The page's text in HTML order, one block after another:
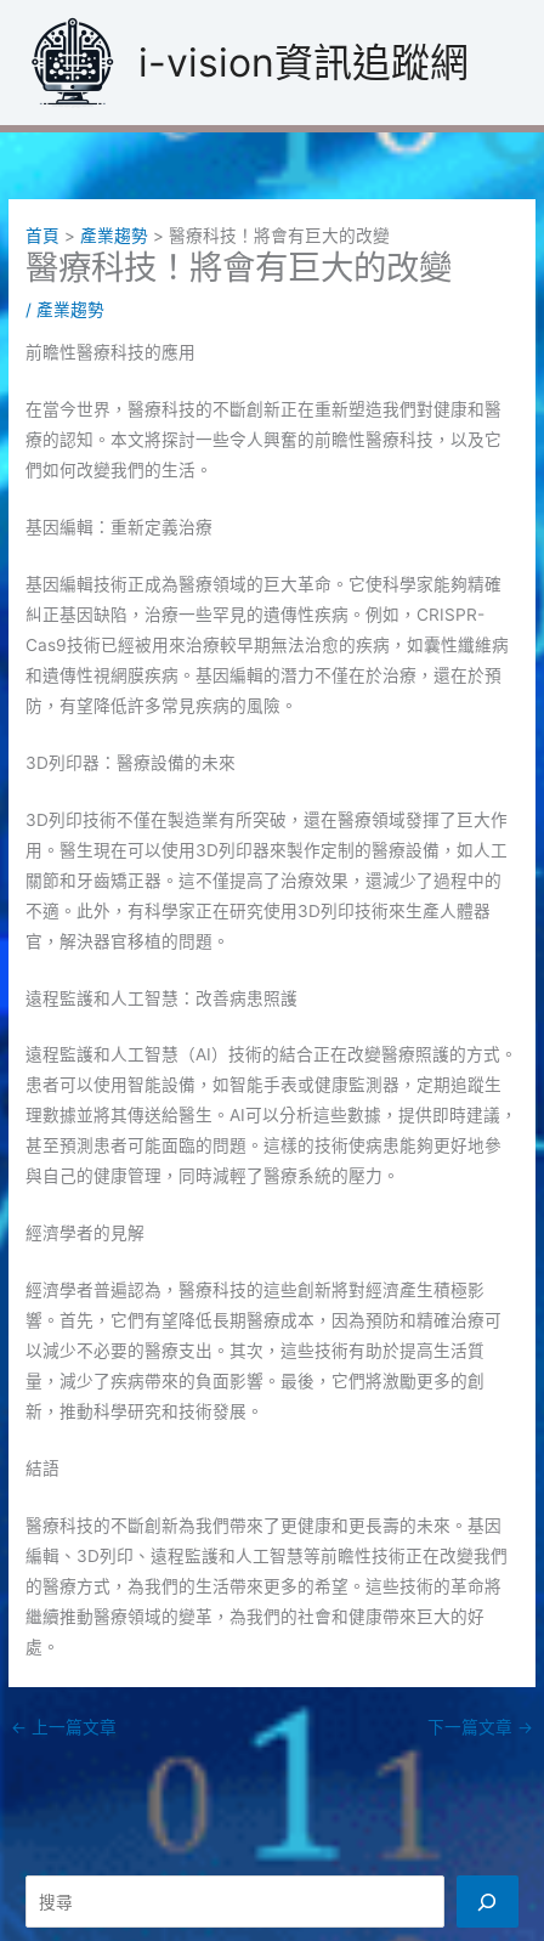
內
i-vision資訊追蹤網
首頁 產業趨勢 醫療科技！將會有巨大的改變
醫療科技！將會有巨大的改變
/ 產業趨勢
前瞻性醫療科技的應用
在當今世界，醫療科技的不斷創新正在重新塑造我們對健康和醫
療的認知。本文將探討一些令人興奮的前瞻性醫療科技，以及它
們如何改變我們的生活。
基因編輯：重新定義治療
基因編輯技術正成為醫療領域的巨大革命。它使科學家能夠精確
糾正基因缺陷，治療一些罕見的遺傳性疾病。例如，CRISPR-
Cas9技術已經被用來治療較早期無法治愈的疾病，如囊性纖維病
和遺傳性視網膜疾病。基因編輯的潛力不僅在於治療，還在於預
防，有望降低許多常見疾病的風險。
3D列印器：醫療設備的未來
3D列印技術不僅在製造業有所突破，還在醫療領域發揮了巨大作
用。醫生現在可以使用3D列印器來製作定制的醫療設備，如人工
關節和牙齒矯正器。這不僅提高了治療效果，還減少了過程中的
不適。此外，有科學家正在研究使用3D列印技術來生產人體器
官，解決器官移植的問題。
遠程監護和人工智慧：改善病患照護
遠程監護和人工智慧（AI）技術的結合正在改變醫療照護的方式。
患者可以使用智能設備，如智能手表或健康監測器，定期追蹤生
理數據並將其傳送給醫生。AI可以分析這些數據，提供即時建議，
甚至預測患者可能面臨的問題。這樣的技術使病患能夠更好地參
與自己的健康管理，同時減輕了醫療系統的壓力。
經濟學者的見解
經濟學者普遍認為，醫療科技的這些創新將對經濟產生積極影
響。首先，它們有望降低長期醫療成本，因為預防和精確治療可
以減少不必要的醫療支出。其次，這些技術有助於提高生活質
量，減少了疾病帶來的負面影響。最後，它們將激勵更多的創
新，推動科學研究和技術發展。
結語
醫療科技的不斷創新為我們帶來了更健康和更長壽的未來。基因
編輯、3D列印、遠程監護和人工智慧等前瞻性技術正在改變我們
的醫療方式，為我們的生活帶來更多的希望。這些技術的革命將
繼續推動醫療領域的變革，為我們的社會和健康帶來巨大的好
處。
← 上一篇文章 下一篇文章 →
搜
尋